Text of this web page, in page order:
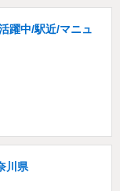
躍中/駅近/マニュ
川県